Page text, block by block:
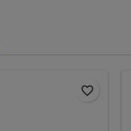
favorite_border